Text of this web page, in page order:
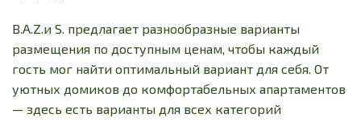
B.A.Z.и S. предлагает разнообразные варианты
размещения по доступным ценам, чтобы каждый
гость мог найти оптимальный вариант для себя. От
уютных домиков до комфортабельных апартаментов
— здесь есть варианты для всех категорий